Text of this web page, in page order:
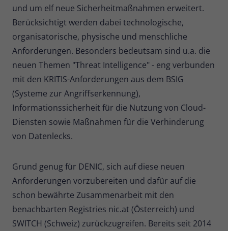
und um elf neue Sicherheitmaßnahmen erweitert.
Berücksichtigt werden dabei technologische,
organisatorische, physische und menschliche
Anforderungen. Besonders bedeutsam sind u.a. die
neuen Themen "Threat Intelligence" - eng verbunden
mit den KRITIS-Anforderungen aus dem BSIG
(Systeme zur Angriffserkennung),
Informationssicherheit für die Nutzung von Cloud-
Diensten sowie Maßnahmen für die Verhinderung
von Datenlecks.
Grund genug für DENIC, sich auf diese neuen
Anforderungen vorzubereiten und dafür auf die
schon bewährte Zusammenarbeit mit den
benachbarten Registries nic.at (Österreich) und
SWITCH (Schweiz) zurückzugreifen. Bereits seit 2014
Zweck
Wird verwendet, um einige Details über
den Benutzer zu speichern, wie z. B. die
eindeutige Besucher-ID.
Name _pk_ses
Matomo
Laufzeit 30 Minuten
vorübergehenden Speicherung von
werden.
Name _pk_cvar
Anbieter Matomo